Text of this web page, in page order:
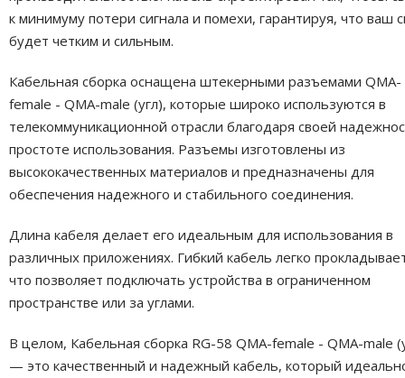
к минимуму потери сигнала и помехи, гарантируя, что ваш
будет четким и сильным.
Кабельная сборка оснащена штекерными разъемами QMA-
female - QMA-male (угл), которые широко используются в
телекоммуникационной отрасли благодаря своей
простоте использования. Разъемы изготовлены из
высококачественных материалов и предназначены для
обеспечения надежного и стабильного соединения.
Длина кабеля делает его идеальным для использования в
различных приложениях. Гибкий кабель легко
что позволяет подключать устройства в ограниченном
пространстве или за углами.
В целом, Кабельная сборка RG-58 QMA-female - QMA-male
— это качественный и надежный кабель, который